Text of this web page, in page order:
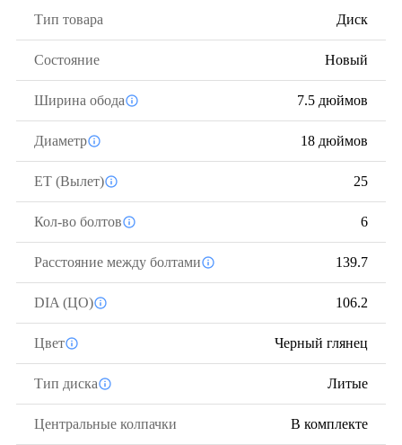
Тип товара Диск
Состояние Новый
Ширина обода 7.5 дюймов
Диаметр 18 дюймов
ЕТ (Вылет) 25
Кол-во болтов 6
Расстояние между болтами 139.7
DIA (ЦО) 106.2
Цвет Черный глянец
Тип диска Литые
Центральные колпачки В комплекте